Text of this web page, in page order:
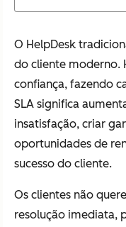
O HelpDesk
do cliente moderno.
confiança, fazendo
SLA significa
insatisfação, criar
oportunidades de
sucesso do cliente.
Os clientes não
resolução imediata,